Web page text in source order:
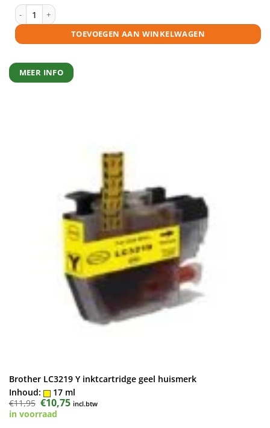
Canon CLI-581Y XXL inktcartridge geel huismerk aantal
TOEVOEGEN AAN WINKELWAGEN
MEER INFO
Brother LC3219 Y inktcartridge geel huismerk
Inhoud:
17 ml
€11,95 Oorspronkelijke
prijs
was:
€10,75Huidige
prijs
incl.btw
in voorraad